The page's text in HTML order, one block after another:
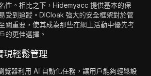
性。相比之下，Hidemyacc 提供基本的保
受到追蹤。DICloak 強大的安全框架對於管
關重要，使其成為那些在網上活動中優先考
的更佳選擇。
現輕鬆管理
覽器利用 AI 自動化任務，讓用戶能夠輕鬆設